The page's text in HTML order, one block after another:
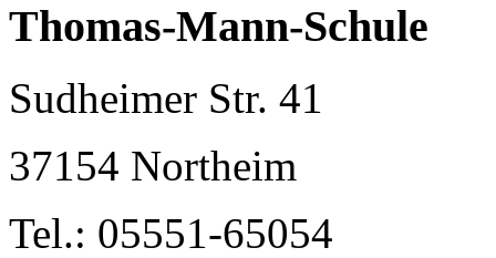
Thomas-Mann-Schule
Sudheimer Str. 41
37154 Northeim
Tel.: 05551-65054